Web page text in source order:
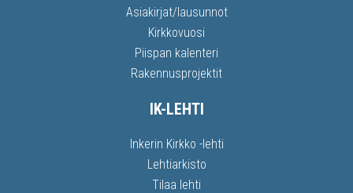
Asiakirjat/lausunnot
Kirkkovuosi
Piispan kalenteri
Rakennusprojektit
IK-LEHTI
Inkerin Kirkko -lehti
Lehtiarkisto
Tilaa lehti